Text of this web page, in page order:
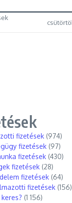
fizetések (974)
fizetések (97)
fizetések (430)
fizetések (28)
fizetések (64)
fizetések (156)
(1 156)